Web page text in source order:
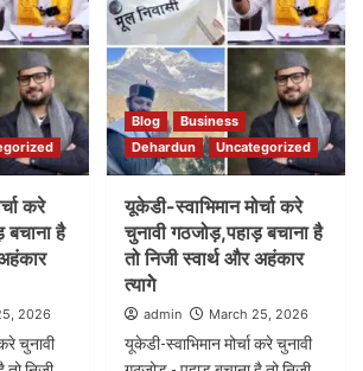
करे
बचाना है
2026
चुनावी
Blog
Business
Dehardun
Uncategorized
यूकेडी-स्वाभिमान मोर्चा करे
चुनावी गठजोड़,पहाड़ बचाना है
तो निजी स्वार्थ और अहंकार
त्यागेे
admin March 25, 2026
यूकेडी-स्वाभिमान मोर्चा करे चुनावी